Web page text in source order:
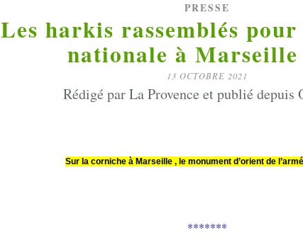
PRESSE
Les harkis rassemblés
nationale à Marseille
13 OCTOBRE 2021
Rédigé par La Provence et publié depuis
Sur la corniche à Marseille , le monument d’orient de
*******